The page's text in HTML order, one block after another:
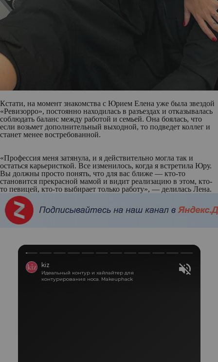
Кстати, на момент знакомства с Юрием Елена уже была звездой
«Ревизорро», постоянно находилась в разъездах и отказывалась
соблюдать баланс между работой и семьей. Она боялась, что
если возьмет дополнительный выходной, то подведет коллег и
станет менее востребованной.
«Профессия меня затянула, и я действительно могла так и
остаться карьеристкой. Все изменилось, когда я встретила Юру.
Вы должны просто понять, что для вас ближе — кто-то
становится прекрасной мамой и видит реализацию в этом, кто-
то певицей, кто-то выбирает только работу», — делилась Лена.